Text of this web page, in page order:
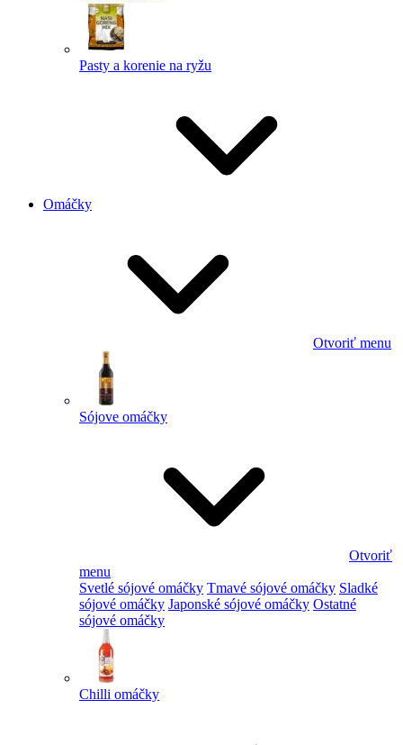
Pasty a korenie na ryžu
Omáčky
Otvoriť menu
Sójove omáčky
Otvoriť
menu
Svetlé sójové omáčky Tmavé sójové omáčky Sladké
sójové omáčky Japonské sójové omáčky Ostatné
sójové omáčky
Chilli omáčky